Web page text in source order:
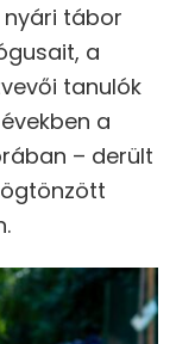
tábor
a
tanulók
a
– derült